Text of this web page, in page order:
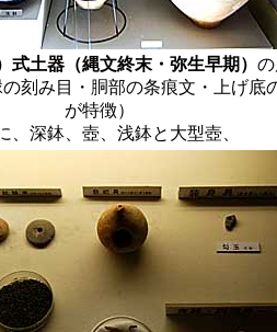
式土器（縄文終末・弥生早期）
の刻み目・胴部の条痕文・上げ底
が特徴）
、深鉢、壺、浅鉢と大型壺、